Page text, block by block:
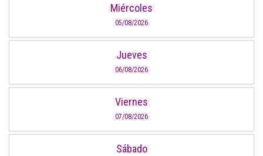
Miércoles
05/08/2026
Jueves
06/08/2026
Viernes
07/08/2026
Sábado